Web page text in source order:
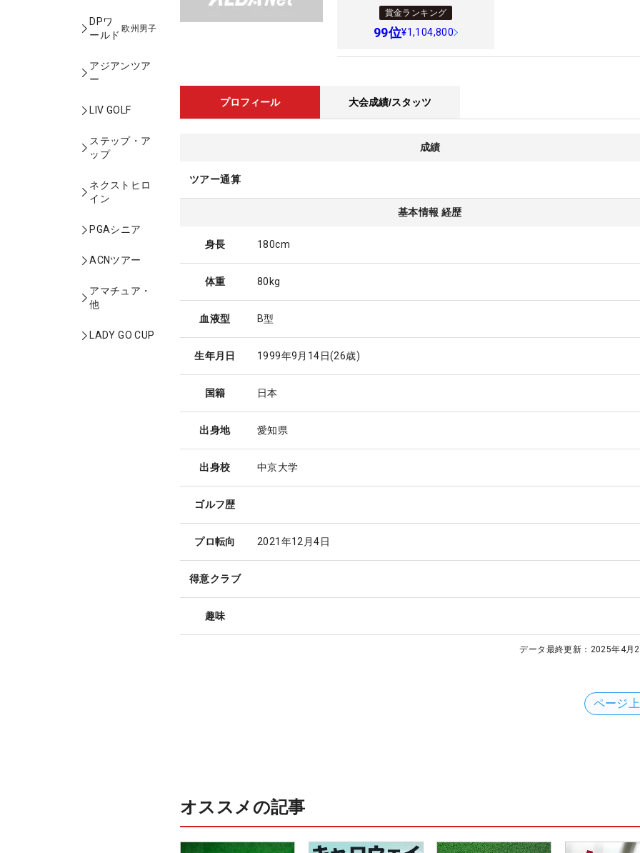
DPワ
ールド
欧州男子
アジアンツア
ー
LIV GOLF
ステップ・ア
ップ
ネクストヒロ
イン
PGAシニア
ACNツアー
アマチュア・
他
LADY GO CUP
賞金ランキング
99位¥1,104,800
プロフィール 大会成績/スタッツ
成績
ツアー通算
基本情報 経歴
身長 180cm
体重 80kg
血液型 B型
生年月日 1999年9月14日(26歳)
国籍 日本
出身地 愛知県
出身校 中京大学
ゴルフ歴
プロ転向 2021年12月4日
得意クラブ
趣味
データ最終更新： 2025年4月
ページ
オススメの記事